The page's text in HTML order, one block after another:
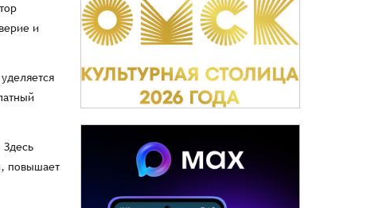
и
Здесь
повышает